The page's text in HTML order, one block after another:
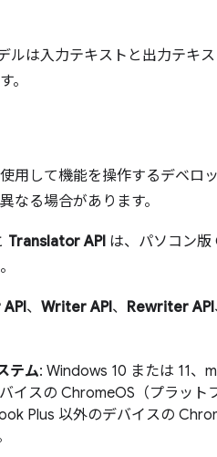
ルは入力テキストと出力テキ
。
用して機能を操作するデベロ
なる場合があります。
Translator API は、パソコン版
、 Writer API、 Rewriter API
テム: Windows 10 または 11、
イスの ChromeOS（プラット
Plus 以外のデバイスの